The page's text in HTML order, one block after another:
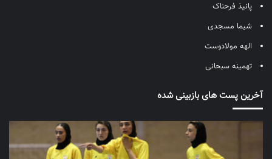
پانیذ فرحناک
شیما مسجدی
الهه مولادوست
تهمینه سبحانی
آخرین پست های بازبینی شده